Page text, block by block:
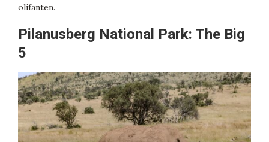
olifanten.
Pilanusberg National Park: The Big
5